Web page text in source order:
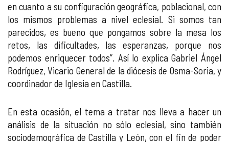
en cuanto a su configuración geográfica, poblacional, con
los mismos problemas a nivel eclesial. Si somos tan
parecidos, es bueno que pongamos sobre la mesa los
retos, las dificultades, las esperanzas, porque nos
podemos enriquecer todos”. Así lo explica Gabriel Ángel
Rodríguez, Vicario General de la diócesis de Osma-Soria, y
coordinador de Iglesia en Castilla.
En esta ocasión, el tema a tratar nos lleva a hacer un
análisis de la situación no sólo eclesial, sino también
sociodemográfica de Castilla y León, con el fin de poder